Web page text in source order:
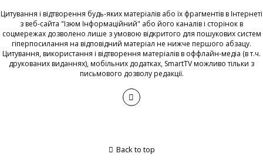
Цитування і відтворення будь-яких матеріалів або їх фрагментів в Інтернеті
з веб-сайта "Ізюм Інформаційний" або його каналів і сторінок в
соцмережах дозволено лише з умовою відкритого для пошукових систем
гіперпосилання на відповідний матеріал не нижче першого абзацу.
Цитування, використання і відтворення матеріалів в оффлайн-медіа (в т.ч.
друкованих виданнях), мобільних додатках, SmartTV можливо тільки з
письмового дозволу редакції.
Back to top